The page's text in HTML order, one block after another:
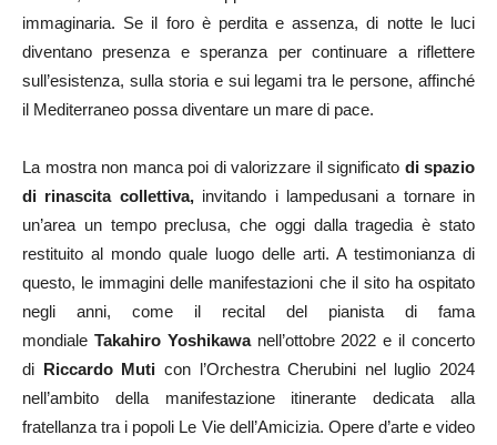
immaginaria. Se il foro è perdita e assenza, di notte le luci
diventano presenza e speranza per continuare a riflettere
sull’esistenza, sulla storia e sui legami tra le persone, affinché
il Mediterraneo possa diventare un mare di pace.
La mostra non manca poi di valorizzare il significato di spazio
di rinascita collettiva, invitando i lampedusani a tornare in
un’area un tempo preclusa, che oggi dalla tragedia è stato
restituito al mondo quale luogo delle arti. A testimonianza di
questo, le immagini delle manifestazioni che il sito ha ospitato
negli anni, come il recital del pianista di fama
mondiale Takahiro Yoshikawanell’ottobre 2022 e il concerto
di
Riccardo Muti con l’Orchestra Cherubini nel luglio 2024
nell’ambito della manifestazione itinerante dedicata alla
fratellanza tra i popoli Le Vie dell’Amicizia. Opere d’arte e video